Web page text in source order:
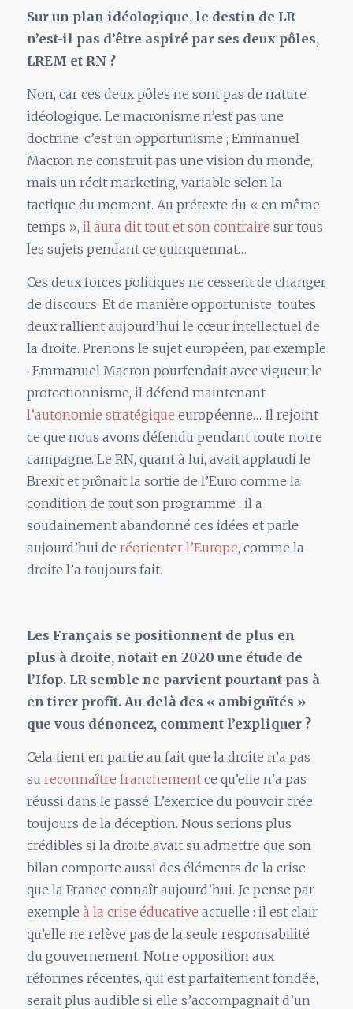
Sur un plan idéologique, le destin de LR
n’est-il pas d’être aspiré par ses deux pôles,
LREM et RN ?
Non, car ces deux pôles ne sont pas de nature
idéologique. Le macronisme n’est pas une
doctrine, c’est un opportunisme ; Emmanuel
Macron ne construit pas une vision du monde,
mais un récit marketing, variable selon la
tactique du moment. Au prétexte du « en même
temps », il aura dit tout et son contraire sur tous
les sujets pendant ce quinquennat…
Ces deux forces politiques ne cessent de changer
de discours. Et de manière opportuniste, toutes
deux rallient aujourd’hui le cœur intellectuel de
la droite. Prenons le sujet européen, par exemple
: Emmanuel Macron pourfendait avec vigueur le
protectionnisme, il défend maintenant
l’autonomie stratégique européenne… Il rejoint
ce que nous avons défendu pendant toute notre
campagne. Le RN, quant à lui, avait applaudi le
Brexit et prônait la sortie de l’Euro comme la
condition de tout son programme : il a
soudainement abandonné ces idées et parle
aujourd’hui de réorienter l’Europe, comme la
droite l’a toujours fait.
Les Français se positionnent de plus en
plus à droite, notait en 2020 une étude de
l’Ifop. LR semble ne parvient pourtant pas à
en tirer profit. Au-delà des « ambiguïtés »
que vous dénoncez, comment l’expliquer ?
Cela tient en partie au fait que la droite n’a pas
su reconnaître franchementce qu’elle n’a pas
réussi dans le passé. L’exercice du pouvoir crée
toujours de la déception. Nous serions plus
crédibles si la droite avait su admettre que son
bilan comporte aussi des éléments de la crise
que la France connaît aujourd’hui. Je pense par
exemple à la crise éducative actuelle : il est clair
qu’elle ne relève pas de la seule responsabilité
du gouvernement. Notre opposition aux
réformes récentes, qui est parfaitement fondée,
serait plus audible si elle s’accompagnait d’un